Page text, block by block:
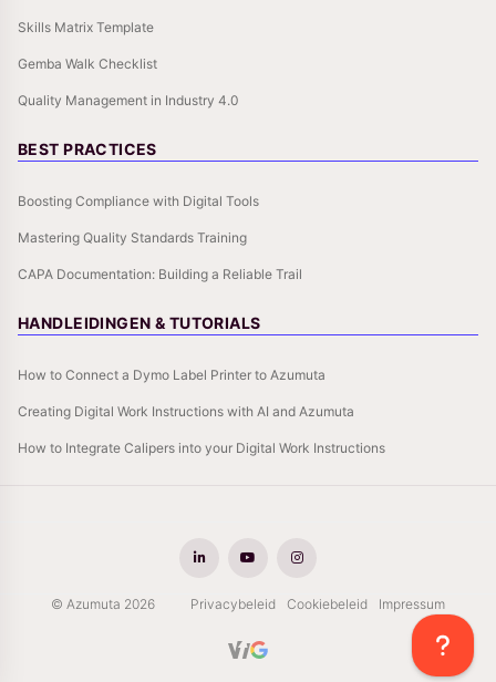
Skills Matrix Template
Gemba Walk Checklist
Quality Management in Industry 4.0
BEST PRACTICES
Boosting Compliance with Digital Tools
Mastering Quality Standards Training
CAPA Documentation: Building a Reliable Trail
HANDLEIDINGEN & TUTORIALS
How to Connect a Dymo Label Printer to Azumuta
Creating Digital Work Instructions with AI and Azumuta
How to Integrate Calipers into your Digital Work Instructions
© Azumuta 2026 Privacybeleid Cookiebeleid Impressum